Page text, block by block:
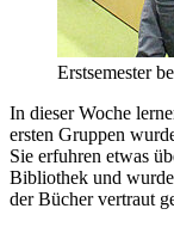
Erstsemester
In dieser Woche
ersten Gruppen
Sie erfuhren etwas
Bibliothek und
der Bücher vertraut